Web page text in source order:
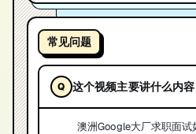
常见问题
这个视频主要讲什么内容
澳洲Google大厂求职面